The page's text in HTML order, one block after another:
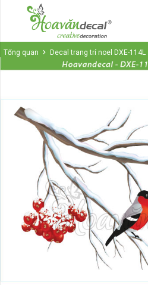
Tổng quan Decal trang trí noel DXE-114L